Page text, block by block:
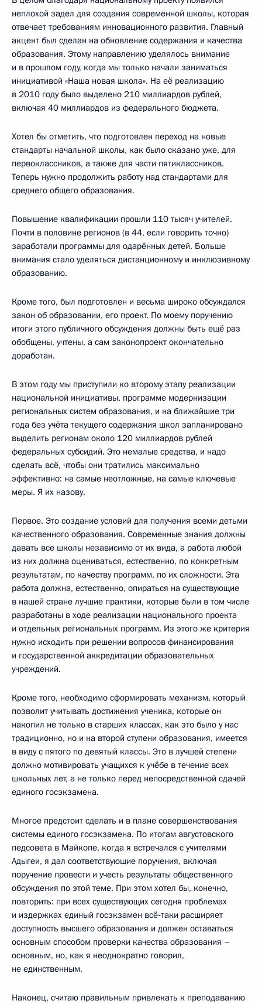
неплохой задел для создания современной школы, которая
отвечает требованиям инновационного развития. Главный
акцент был сделан на обновление содержания и качества
образования. Этому направлению уделялось внимание
и в прошлом году, когда мы только начали заниматься
инициативой «Наша новая школа». На её реализацию
в 2010 году было выделено 210 миллиардов рублей,
включая 40 миллиардов из федерального бюджета.
Хотел бы отметить, что подготовлен переход на новые
стандарты начальной школы, как было сказано уже, для
первоклассников, а также для части пятиклассников.
Теперь нужно продолжить работу над стандартами для
среднего общего образования.
Повышение квалификации прошли 110 тысяч учителей.
Почти в половине регионов (в 44, если говорить точно)
заработали программы для одарённых детей. Больше
внимания стало уделяться дистанционному и инклюзивному
образованию.
Кроме того, был подготовлен и весьма широко обсуждался
закон об образовании, его проект. По моему поручению
итоги этого публичного обсуждения должны быть ещё раз
обобщены, учтены, а сам законопроект окончательно
доработан.
В этом году мы приступили ко второму этапу реализации
национальной инициативы, программе модернизации
региональных систем образования, и на ближайшие три
года без учёта текущего содержания школ запланировано
выделить регионам около 120 миллиардов рублей
федеральных субсидий. Это немалые средства, и надо
сделать всё, чтобы они тратились максимально
эффективно: на самые неотложные, на самые ключевые
меры. Я их назову.
Первое. Это создание условий для получения всеми детьми
качественного образования. Современные знания должны
давать все школы независимо от их вида, а работа любой
из них должна оцениваться, естественно, по конкретным
результатам, по качеству программ, по их сложности. Эта
работа должна, естественно, опираться на существующие
в нашей стране лучшие практики, которые были в том числе
разработаны в ходе реализации национального проекта
и отдельных региональных программ. Из этого же критерия
нужно исходить при решении вопросов финансирования
и государственной аккредитации образовательных
учреждений.
Кроме того, необходимо сформировать механизм, который
позволит учитывать достижения ученика, которые он
накопил не только в старших классах, как это было у нас
традиционно, но и на второй ступени образования, имеется
в виду с пятого по девятый классы. Это в лучшей степени
должно мотивировать учащихся к учёбе в течение всех
школьных лет, а не только перед непосредственной сдачей
единого госэкзамена.
Многое предстоит сделать и в плане совершенствования
системы единого госэкзамена. По итогам августовского
педсовета в Майкопе, когда я встречался с учителями
Адыгеи, я дал соответствующие поручения, включая
поручение провести и учесть результаты общественного
обсуждения по этой теме. При этом хотел бы, конечно,
повторить: при всех существующих сегодня проблемах
и издержках единый госэкзамен всё‑таки расширяет
доступность высшего образования и должен оставаться
основным способом проверки качества образования –
основным, но, как я неоднократно говорил,
не единственным.
Наконец, считаю правильным привлекать к преподаванию